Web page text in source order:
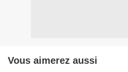
Vous aimerez aussi